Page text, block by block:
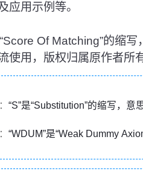
应用示例等。
“Score Of Matching”的缩
使用，版权归属原作者所
“S”是“Substitution”的缩写，意
“WDUM”是“Weak Dummy